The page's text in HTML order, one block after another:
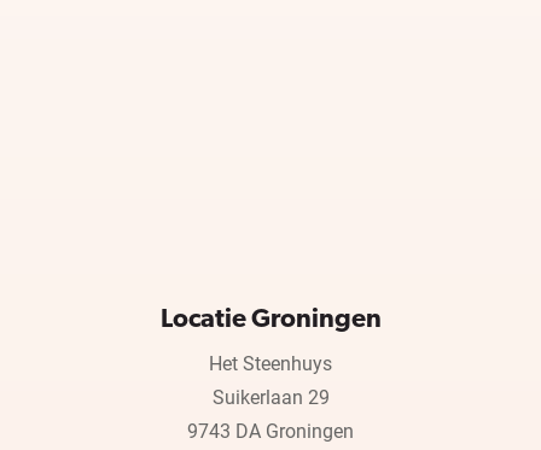
Locatie Groningen
Het Steenhuys
Suikerlaan 29
9743 DA Groningen